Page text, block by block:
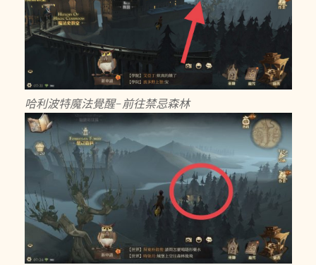
哈利波特魔法覺醒-前往禁忌森林